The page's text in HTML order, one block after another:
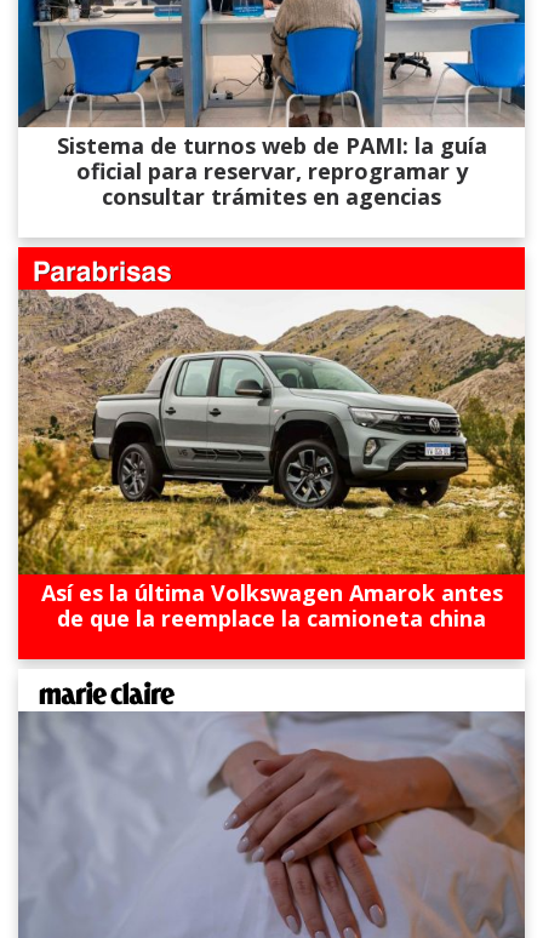
Sistema de turnos web de PAMI: la guía
oficial para reservar, reprogramar y
consultar trámites en agencias
Así es la última Volkswagen Amarok antes
de que la reemplace la camioneta china